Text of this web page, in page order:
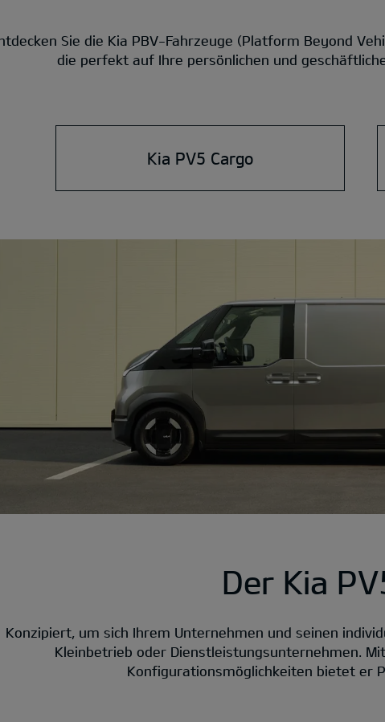
Sie die Kia PBV-Fahrzeuge (Platform Beyond
die perfekt auf Ihre persönlichen und
Kia PV5 Cargo
Der Kia
Konzipiert, um sich Ihrem Unternehmen und seinen
Kleinbetrieb oder Dienstleistungsunternehmen.
Konfigurationsmöglichkeiten bietet er